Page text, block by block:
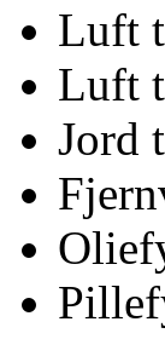
Luft
Luft
Jord